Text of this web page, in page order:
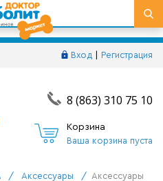
Вход Регистрация
8 (863) 310 75 10
Корзина
Ваша корзина пуста
/ Аксессуары /
Аксессуары